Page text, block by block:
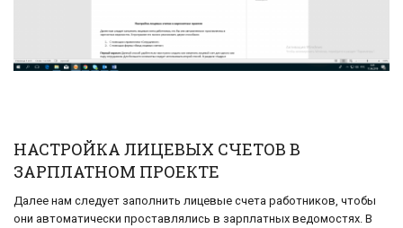
НАСТРОЙКА ЛИЦЕВЫХ СЧЕТОВ В
ЗАРПЛАТНОМ ПРОЕКТЕ
Далее нам следует заполнить лицевые счета работников, чтобы
они автоматически проставлялись в зарплатных ведомостях. В